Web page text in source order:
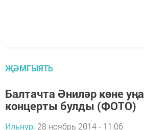
ҖӘМГЫЯТЬ
Балтачта Әниләр көне
концерты булды (ФОТО)
Ильнур, 28 ноябрь 2014 - 11:06